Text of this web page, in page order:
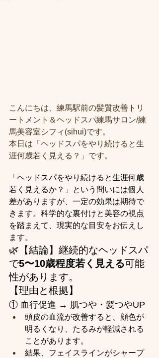
こんにちは、練馬駅前の髪質改善トリ
ートメント＆ヘッドスパ練馬サロン/練
馬美容室シフィ(sihui)です。
本日は「ヘッドスパをやり続けると生
涯何歳若く見える？」です。
「ヘッドスパをやり続けると生涯何歳
若く見えるか？」という問いには個人
差がありますが、一定の効果は期待で
きます。科学的な裏付けと美容の視点
を踏まえて、現実的な目安をお伝えし
ます。
🌿【結論】継続的なヘッドスパ
で5〜10歳程度若く見える可能
性があります。
【理由と根拠】
① 血行促進 → 肌つや・髪つやUP
頭皮の血流が改善すると、顔色が
明るくなり、たるみが軽減される
ことがあります。
結果、フェイスラインがシャープ